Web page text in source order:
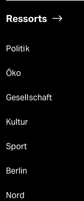
Ressorts
Politik
Öko
Gesellschaft
Kultur
Sport
Berlin
Nord